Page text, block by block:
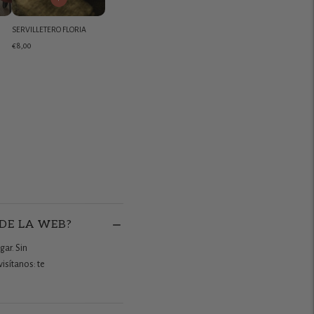
SERVILLETERO FLORIA
€8,00
LA WEB?
Sin
te